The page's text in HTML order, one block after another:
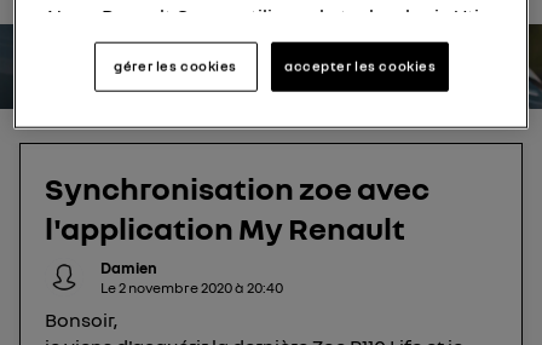
estimez votre autonomie
Synchronisation zoe avec
l'application My Renault
Damien
Le2 novembre 2020à 20:40
Bonsoir,
Nous, Renault Group, utilisons la technologie Utiq
pour nos activités digitales (telles que décrites
dans cette notice de consentement) et liées à
utilisez une connexion internet fournie parun
consentez sur chaque site).
La technologie Utiq a été conçue pour la
protection de vos données personnelles en vous
offrant choix et contrôle.
télécom basé sur votre adresse IP et une référence
gérer les cookies accepter les cookies